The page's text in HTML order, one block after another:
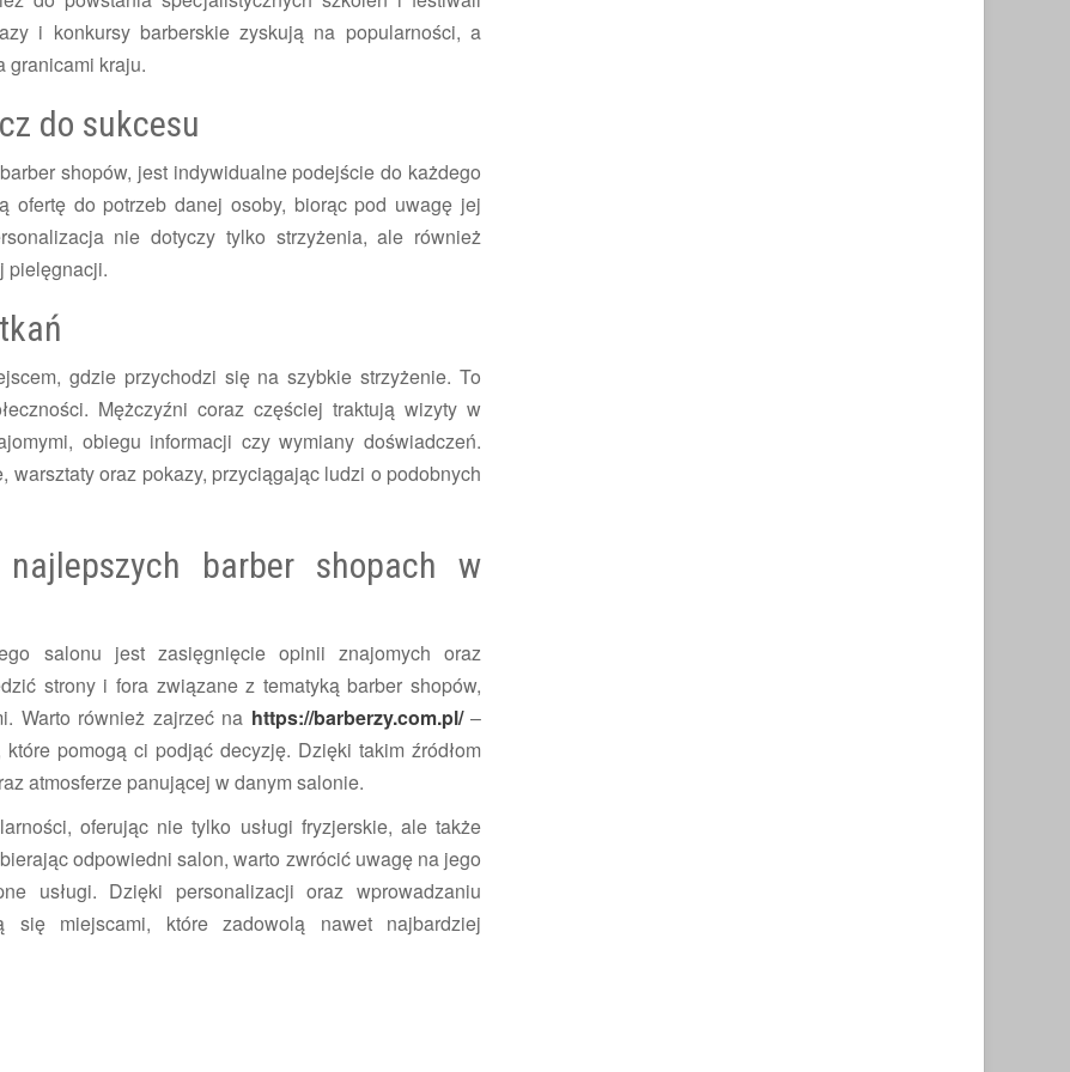
i konkursy barberskie zyskują na popularności, a
granicami kraju.
do sukcesu
shopów, jest indywidualne podejście do każdego
ofertę do potrzeb danej osoby, biorąc pod uwagę jej
nie dotyczy tylko strzyżenia, ale również
pielęgnacji.
gdzie przychodzi się na szybkie strzyżenie. To
Mężczyźni coraz częściej traktują wizyty w
obiegu informacji czy wymiany doświadczeń.
oraz pokazy, przyciągając ludzi o podobnych
barber shopach w
salonu jest zasięgnięcie opinii znajomych oraz
strony i fora związane z tematyką barber shopów,
Warto również zajrzeć na https://barberzy.com.pl/–
pomogą ci podjąć decyzję. Dzięki takim źródłom
atmosferze panującej w danym salonie.
oferując nie tylko usługi fryzjerskie, ale także
odpowiedni salon, warto zwrócić uwagę na jego
usługi. Dzięki personalizacji oraz wprowadzaniu
się miejscami, które zadowolą nawet najbardziej